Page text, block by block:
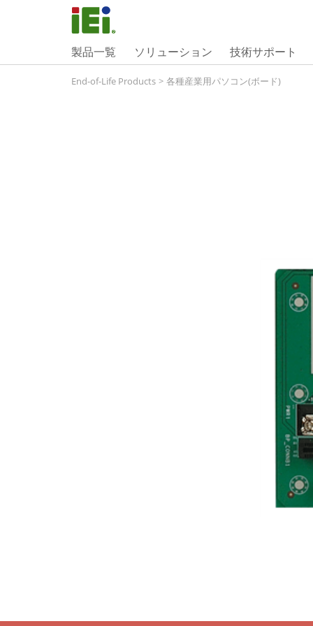
製品一覧 ソリューション 技術サポート
End-of-Life Products > 各種産業用パソコン(ボード)